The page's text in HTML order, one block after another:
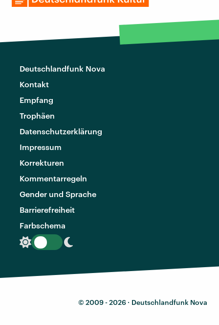
Deutschlandfunk Nova
Kontakt
Empfang
Trophäen
Datenschutzerklärung
Impressum
Korrekturen
Kommentarregeln
Gender und Sprache
Barrierefreiheit
Farbschema
© 2009 - 2026 · Deutschlandfunk Nova